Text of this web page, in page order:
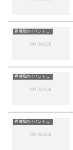
香川県のイベント会場一覧
香川県のイベント会場一覧
香川県のイベント会場一覧